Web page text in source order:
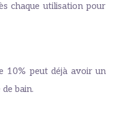
chaque utilisation pour
10% peut déjà avoir un
bain.